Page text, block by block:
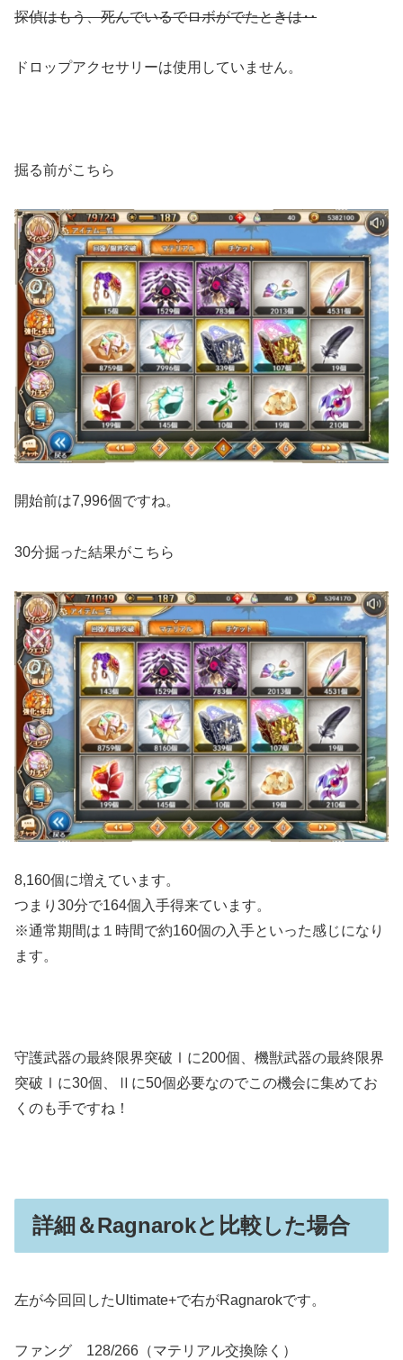
探偵はもう、死んでいるでロボがでたときは‥
ドロップアクセサリーは使用していません。
掘る前がこちら
開始前は7,996個ですね。
30分掘った結果がこちら
8,160個に増えています。
つまり30分で164個入手得来ています。
※通常期間は１時間で約160個の入手といった感じになり
ます。
守護武器の最終限界突破Ⅰに200個、機獣武器の最終限界
突破Ⅰに30個、Ⅱに50個必要なのでこの機会に集めてお
くのも手ですね！
詳細＆Ragnarokと比較した場合
左が今回回したUltimate+で右がRagnarokです。
ファング 128/266（マテリアル交換除く）